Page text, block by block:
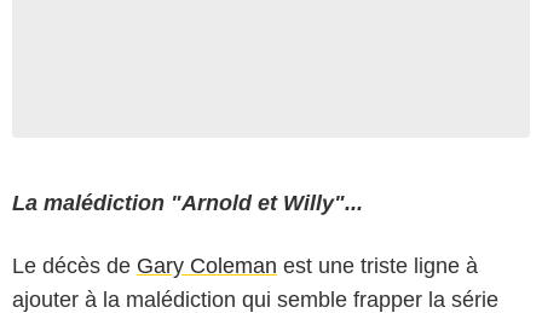
La malédiction "Arnold et Willy"...
Le décès de Gary Coleman est une triste ligne à
ajouter à la malédiction qui semble frapper la série